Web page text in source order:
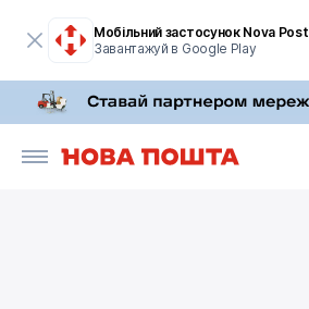
Мобільний застосунок Nova Post
Завантажуй в Google Play